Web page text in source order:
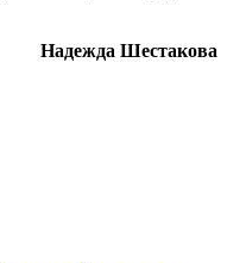
Надежда Шестакова